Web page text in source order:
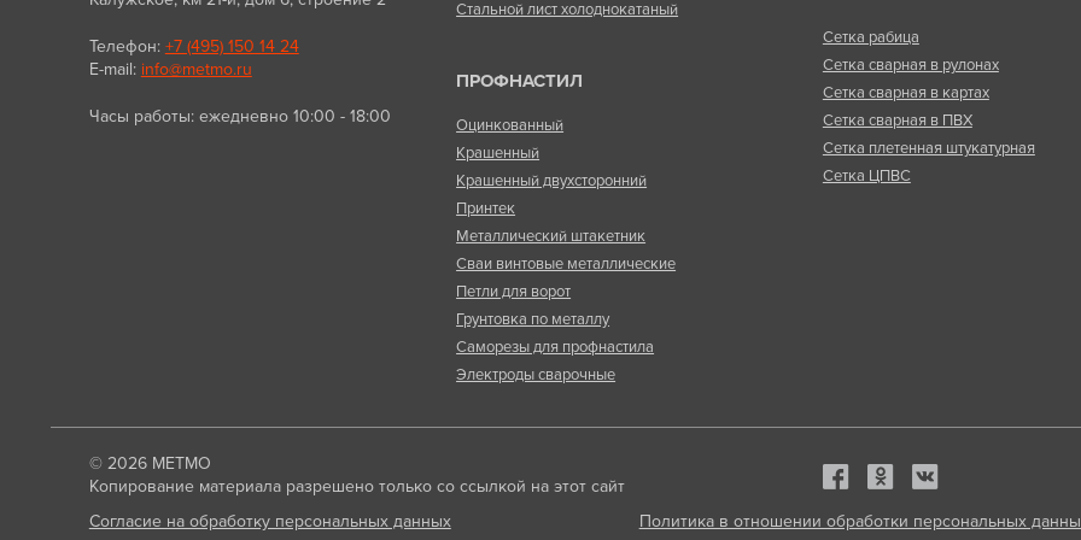
Телефон: +7 (495) 150 14 24
E-mail: info@metmo.ru
Часы работы: ежедневно 10:00 - 18:00
Стальной лист холоднокатаный
ПРОФНАСТИЛ
Оцинкованный
Крашенный
Крашенный двухсторонний
Принтек
Металлический штакетник
Сваи винтовые металлические
Петли для ворот
Грунтовка по металлу
Саморезы для профнастила
Электроды сварочные
Сетка рабица
Сетка сварная в рулонах
Сетка сварная в картах
Сетка сварная в ПВХ
Сетка плетенная штукатурная
Сетка ЦПВС
© 2026 МЕТМО
Копирование материала разрешено только со ссылкой на этот сайт
Согласие на обработку персональных данных
Политика в отношении обработки персональных